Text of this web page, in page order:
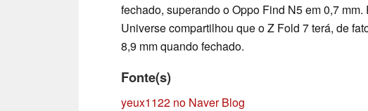
fechado, superando o Oppo Find N5 em 0,7
Universe compartilhou que o Z Fold 7 terá, de
8,9 mm quando fechado.
Fonte(s)
yeux1122 no Naver Blog